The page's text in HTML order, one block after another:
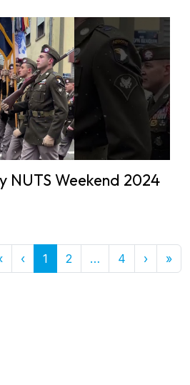
NUTS Weekend 2024
First
‹Previous
1 2 … More
4 › Next
»